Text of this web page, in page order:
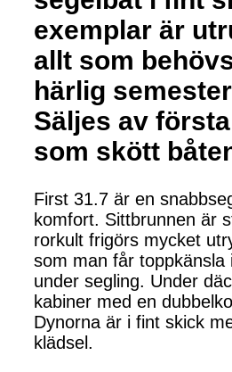
exemplar är
allt som
härlig
Säljes av
som skött
First 31.7 är en
komfort. Sittbrunnen är
rorkult frigörs mycket
som man får toppkänsla
under segling. Under
kabiner med en
Dynorna är i fint skick
klädsel.